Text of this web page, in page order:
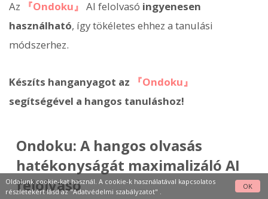
Az 『Ondoku』 AI felolvasó ingyenesen
használható, így tökéletes ehhez a tanulási
módszerhez.
Készíts hanganyagot az
『Ondoku』
segítségével a hangos tanuláshoz!
Ondoku: A hangos olvasás
hatékonyságát maximalizáló AI
felolvasó
Oldalunk cookie-kat használ. A cookie-k használatával kapcsolatos
részletekért lásd az"Adatvédelmi szabályzatot"
OK